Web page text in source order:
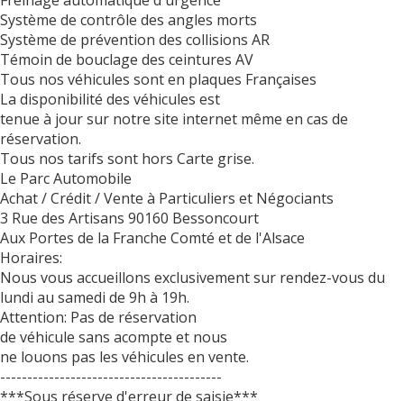
Système de contrôle des angles morts
Système de prévention des collisions AR
Témoin de bouclage des ceintures AV
Tous nos véhicules sont en plaques Françaises
La disponibilité des véhicules est
tenue à jour sur notre site internet même en cas de
réservation.
Tous nos tarifs sont hors Carte grise.
Le Parc Automobile
Achat / Crédit / Vente à Particuliers et Négociants
3 Rue des Artisans 90160 Bessoncourt
Aux Portes de la Franche Comté et de l'Alsace
Horaires:
Nous vous accueillons exclusivement sur rendez-vous du
lundi au samedi de 9h à 19h.
Attention: Pas de réservation
de véhicule sans acompte et nous
ne louons pas les véhicules en vente.
-----------------------------------------
***Sous réserve d'erreur de saisie***